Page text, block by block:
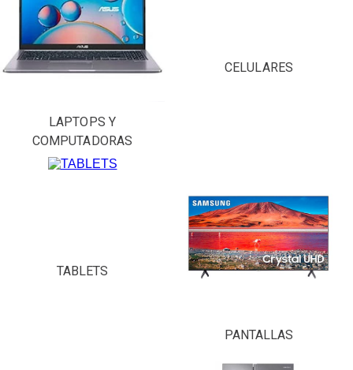
LAPTOPS Y
COMPUTADORAS
CELULARES
TABLETS
PANTALLAS